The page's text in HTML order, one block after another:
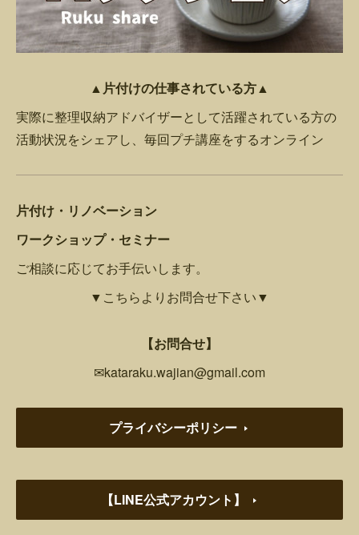
▲片付けの仕事されている方▲
実際に整理収納アドバイザーとして活躍されている方の
活動状況をシェアし、毎回プチ講座をするオンライン
片付け・リノベーション
ワークショップ・セミナー
ご相談に応じてお手伝いします。
▼こちらよりお問合せ下さい▼
【お問合せ】
✉kataraku.wajian@gmail.com
プライバシーポリシー
【LINE公式アカウント】